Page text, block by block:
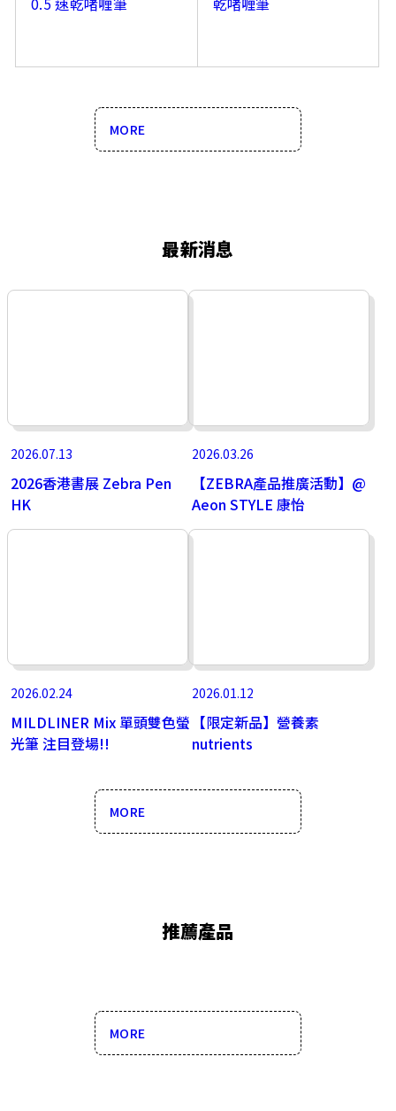
MORE
最新消息
2026.07.13
2026香港書展 Zebra Pen
HK
2026.03.26
【ZEBRA產品推廣活動】@
Aeon STYLE 康怡
2026.02.24
MILDLINER Mix 單頭雙色螢
光筆 注目登場!!
2026.01.12
【限定新品】營養素
nutrients
MORE
推薦產品
MORE